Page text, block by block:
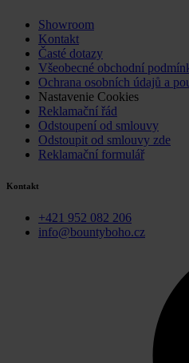
Showroom
Kontakt
Časté dotazy
Všeobecné obchodní
Ochrana osobních údajů a
Nastavenie Cookies
Reklamační řád
Odstoupení od smlouvy
Odstoupit od smlouvy zde
Reklamační formulář
Kontakt
+421 952 082 206
info@bountyboho.cz